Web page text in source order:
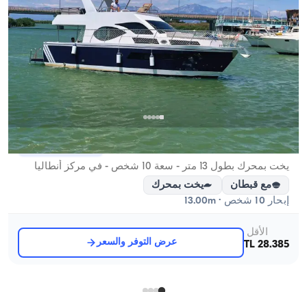
مركز أنطاليا, Antalya 5.0
(
5 مراجعة)
يخت بمحرك بطول 13 متر - سعة 10 شخص - في مركز أنطاليا
مع قبطان
يخت بمحرك
إبحار 10 شخص · 13.00m
الأقل
28.385 TL
عرض التوفر والسعر